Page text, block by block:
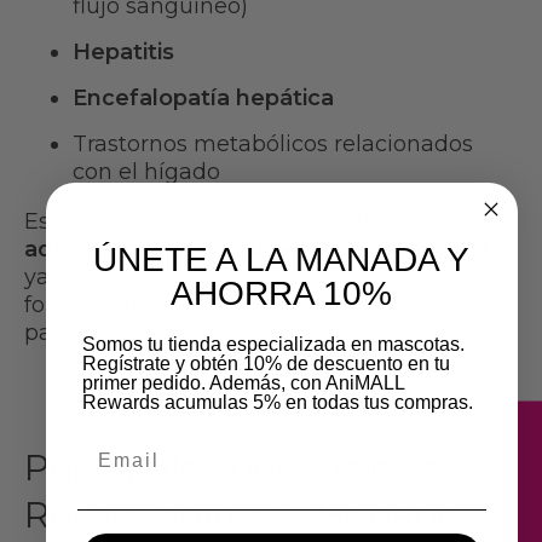
flujo sanguíneo)
Hepatitis
Encefalopatía hepática
Trastornos metabólicos relacionados
con el hígado
Es importante destacar que
administrarse bajo supervisión veterinaria
ya que no es un alimento convencional y
forma parte del tratamiento integral del
paciente.
Principales beneficios de
Royal Canin Vet Hepatic
ÚNETE A LA MANADA Y
AHORRA 10%
Somos tu tienda especializada en mascotas.
Regístrate y obtén 10% de descuento en tu
primer pedido. Además, con AniMALL
Rewards acumulas 5% en todas tus compras.